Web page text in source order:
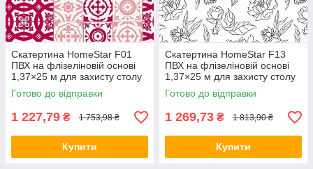
Скатертина HomeStar F01
ПВХ на флізеліновій основі
1,37×25 м для захисту столу
Готово до відправки
1 227,79 ₴ 1 753,98 ₴
Купити
Скатертина HomeStar F13
ПВХ на флізеліновій основі
1,37×25 м для захисту столу
Готово до відправки
1 269,73 ₴ 1 813,90 ₴
Купити